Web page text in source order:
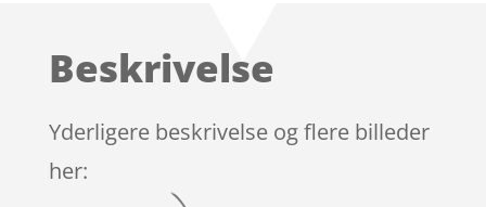
på
mmelser
Beskrivelse
Yderligere beskrivelse og flere billeder
her: